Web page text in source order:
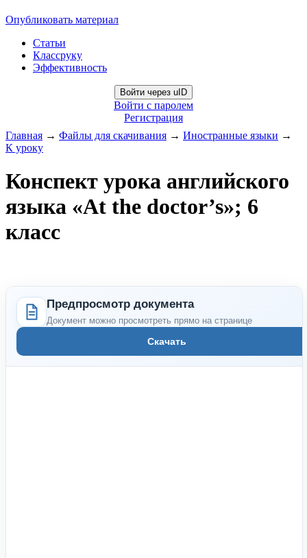
Опубликовать материал
Статьи
Классруку
Эффективность
Войти через uID
Войти с паролем
Регистрация
Главная → Файлы для скачивания → Иностранные языки →
К уроку
Конспект урока английского
языка «At the doctor’s»; 6
класс
Предпросмотр документа
Документ можно просмотреть прямо на странице
Скачать